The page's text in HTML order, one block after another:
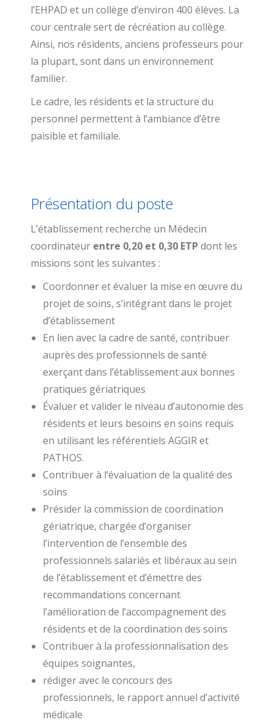
l’EHPAD et un collège d’environ 400 élèves. La
cour centrale sert de récréation au collège.
Ainsi, nos résidents, anciens professeurs pour
la plupart, sont dans un environnement
familier.
Le cadre, les résidents et la structure du
personnel permettent à l’ambiance d’être
paisible et familiale.
Présentation du poste
L’établissement recherche un Médecin
coordinateur entre 0,20 et 0,30 ETP dont les
missions sont les suivantes :
Coordonner et évaluer la mise en œuvre du
projet de soins, s’intégrant dans le projet
d’établissement
En lien avec la cadre de santé, contribuer
auprès des professionnels de santé
exerçant dans l’établissement aux bonnes
pratiques gériatriques
Évaluer et valider le niveau d’autonomie des
résidents et leurs besoins en soins requis
en utilisant les référentiels AGGIR et
PATHOS.
Contribuer à l’évaluation de la qualité des
soins
Présider la commission de coordination
gériatrique, chargée d’organiser
l’intervention de l’ensemble des
professionnels salariés et libéraux au sein
de l’établissement et d’émettre des
recommandations concernant
l’amélioration de l’accompagnement des
résidents et de la coordination des soins
Contribuer à la professionnalisation des
équipes soignantes,
rédiger avec le concours des
professionnels, le rapport annuel d’activité
médicale